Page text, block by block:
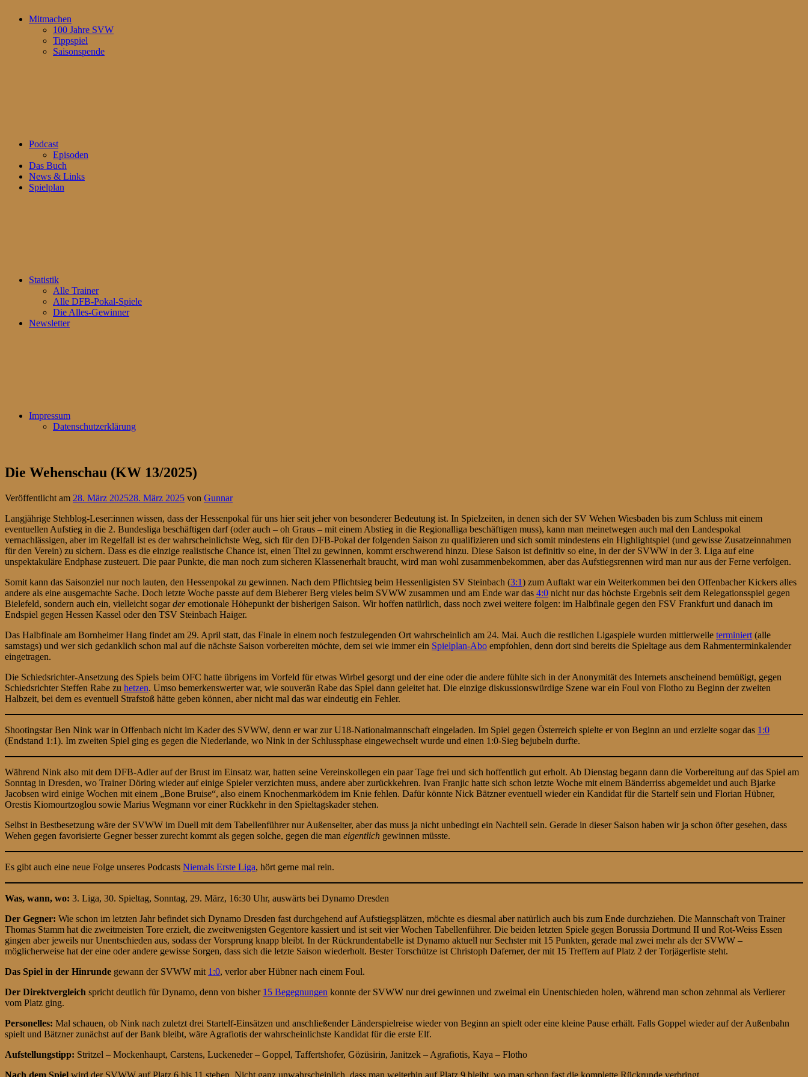
Mitmachen
100 Jahre SVW
Tippspiel
Saisonspende
Podcast
Episoden
Das Buch
News & Links
Spielplan
Statistik
Alle Trainer
Alle DFB-Pokal-Spiele
Die Alles-Gewinner
Newsletter
Impressum
Datenschutzerklärung
Die Wehenschau (KW 13/2025)
Veröffentlicht am 28. März 202528. März 2025 von Gunnar
Langjährige Stehblog-Leser:innen wissen, dass der Hessenpokal für uns hier seit jeher von besonderer Bedeutung ist. In Spielzeiten, in denen sich der SV Wehen Wiesbaden bis zum Schluss mit einem
eventuellen Aufstieg in die 2. Bundesliga beschäftigen darf (oder auch – oh Graus – mit einem Abstieg in die Regionalliga beschäftigen muss), kann man meinetwegen auch mal den Landespokal
vernachlässigen, aber im Regelfall ist es der wahrscheinlichste Weg, sich für den DFB-Pokal der folgenden Saison zu qualifizieren und sich somit mindestens ein Highlightspiel (und gewisse Zusatzeinnahmen
für den Verein) zu sichern. Dass es die einzige realistische Chance ist, einen Titel zu gewinnen, kommt erschwerend hinzu. Diese Saison ist definitiv so eine, in der der SVWW in der 3. Liga auf eine
unspektakuläre Endphase zusteuert. Die paar Punkte, die man noch zum sicheren Klassenerhalt braucht, wird man wohl zusammenbekommen, aber das Aufstiegsrennen wird man nur aus der Ferne verfolgen.
Somit kann das Saisonziel nur noch lauten, den Hessenpokal zu gewinnen. Nach dem Pflichtsieg beim Hessenligisten SV Steinbach (3:1) zum Auftakt war ein Weiterkommen bei den Offenbacher Kickers alles
andere als eine ausgemachte Sache. Doch letzte Woche passte auf dem Bieberer Berg vieles beim SVWW zusammen und am Ende war das 4:0 nicht nur das höchste Ergebnis seit dem Relegationsspiel gegen
Bielefeld, sondern auch ein, vielleicht sogarderemotionale Höhepunkt der bisherigen Saison. Wir hoffen natürlich, dass noch zwei weitere folgen: im Halbfinale gegen den FSV Frankfurt und danach im
Endspiel gegen Hessen Kassel oder den TSV Steinbach Haiger.
Das Halbfinale am Bornheimer Hang findet am 29. April statt, das Finale in einem noch festzulegenden Ort wahrscheinlich am 24. Mai. Auch die restlichen Ligaspiele wurden mittlerweile terminiert (alle
samstags) und wer sich gedanklich schon mal auf die nächste Saison vorbereiten möchte, dem sei wie immer ein Spielplan-Abo empfohlen, denn dort sind bereits die Spieltage aus dem Rahmenterminkalender
eingetragen.
Die Schiedsrichter-Ansetzung des Spiels beim OFC hatte übrigens im Vorfeld für etwas Wirbel gesorgt und der eine oder die andere fühlte sich in der Anonymität des Internets anscheinend bemüßigt, gegen
Schiedsrichter Steffen Rabe zu hetzen. Umso bemerkenswerter war, wie souverän Rabe das Spiel dann geleitet hat. Die einzige diskussionswürdige Szene war ein Foul von Flotho zu Beginn der zweiten
Halbzeit, bei dem es eventuell Strafstoß hätte geben können, aber nicht mal das war eindeutig ein Fehler.
Shootingstar Ben Nink war in Offenbach nicht im Kader des SVWW, denn er war zur U18-Nationalmannschaft eingeladen. Im Spiel gegen Österreich spielte er von Beginn an und erzielte sogar das 1:0
(Endstand 1:1). Im zweiten Spiel ging es gegen die Niederlande, wo Nink in der Schlussphase eingewechselt wurde und einen 1:0-Sieg bejubeln durfte.
Während Nink also mit dem DFB-Adler auf der Brust im Einsatz war, hatten seine Vereinskollegen ein paar Tage frei und sich hoffentlich gut erholt. Ab Dienstag begann dann die Vorbereitung auf das Spiel am
Sonntag in Dresden, wo Trainer Döring wieder auf einige Spieler verzichten muss, andere aber zurückkehren. Ivan Franjic hatte sich schon letzte Woche mit einem Bänderriss abgemeldet und auch Bjarke
Jacobsen wird einige Wochen mit einem „Bone Bruise“, also einem Knochenmarködem im Knie fehlen. Dafür könnte Nick Bätzner eventuell wieder ein Kandidat für die Startelf sein und Florian Hübner,
Orestis Kiomourtzoglou sowie Marius Wegmann vor einer Rückkehr in den Spieltagskader stehen.
Selbst in Bestbesetzung wäre der SVWW im Duell mit dem Tabellenführer nur Außenseiter, aber das muss ja nicht unbedingt ein Nachteil sein. Gerade in dieser Saison haben wir ja schon öfter gesehen, dass
Wehen gegen favorisierte Gegner besser zurecht kommt als gegen solche, gegen die man eigentlich gewinnen müsste.
Es gibt auch eine neue Folge unseres Podcasts Niemals Erste Liga, hört gerne mal rein.
Was, wann, wo: 3. Liga, 30. Spieltag, Sonntag, 29. März, 16:30 Uhr, auswärts bei Dynamo Dresden
Der Gegner: Wie schon im letzten Jahr befindet sich Dynamo Dresden fast durchgehend auf Aufstiegsplätzen, möchte es diesmal aber natürlich auch bis zum Ende durchziehen. Die Mannschaft von Trainer
Thomas Stamm hat die zweitmeisten Tore erzielt, die zweitwenigsten Gegentore kassiert und ist seit vier Wochen Tabellenführer. Die beiden letzten Spiele gegen Borussia Dortmund II und Rot-Weiss Essen
gingen aber jeweils nur Unentschieden aus, sodass der Vorsprung knapp bleibt. In der Rückrundentabelle ist Dynamo aktuell nur Sechster mit 15 Punkten, gerade mal zwei mehr als der SVWW –
möglicherweise hat der eine oder andere gewisse Sorgen, dass sich die letzte Saison wiederholt. Bester Torschütze ist Christoph Daferner, der mit 15 Treffern auf Platz 2 der Torjägerliste steht.
Das Spiel in der Hinrunde gewann der SVWW mit 1:0, verlor aber Hübner nach einem Foul.
Der Direktvergleich spricht deutlich für Dynamo, denn von bisher 15 Begegnungen konnte der SVWW nur drei gewinnen und zweimal ein Unentschieden holen, während man schon zehnmal als Verlierer
vom Platz ging.
Personelles: Mal schauen, ob Nink nach zuletzt drei Startelf-Einsätzen und anschließender Länderspielreise wieder von Beginn an spielt oder eine kleine Pause erhält. Falls Goppel wieder auf der Außenbahn
spielt und Bätzner zunächst auf der Bank bleibt, wäre Agrafiotis der wahrscheinlichste Kandidat für die erste Elf.
Aufstellungstipp: Stritzel – Mockenhaupt, Carstens, Luckeneder – Goppel, Taffertshofer, Gözüsirin, Janitzek – Agrafiotis, Kaya – Flotho
Nach dem Spiel wird der SVWW auf Platz 6 bis 11 stehen. Nicht ganz unwahrscheinlich, dass man weiterhin auf Platz 9 bleibt, wo man schon fast die komplette Rückrunde verbringt.